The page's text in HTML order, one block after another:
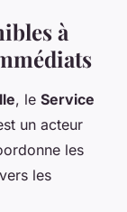
à
, le Service
un acteur
les
les